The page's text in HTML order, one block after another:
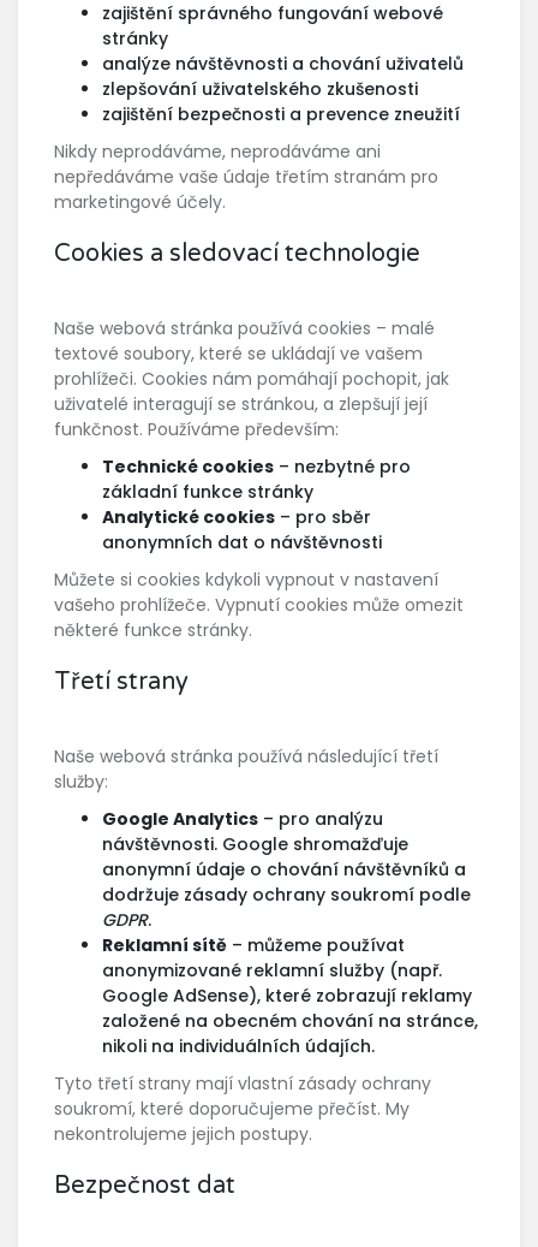
zajištění správného fungování webové
stránky
analýze návštěvnosti a chování uživatelů
zlepšování uživatelského zkušenosti
zajištění bezpečnosti a prevence zneužití
Nikdy neprodáváme, neprodáváme ani
nepředáváme vaše údaje třetím stranám pro
marketingové účely.
Cookies a sledovací technologie
Naše webová stránka používá cookies – malé
textové soubory, které se ukládají ve vašem
prohlížeči. Cookies nám pomáhají pochopit, jak
uživatelé interagují se stránkou, a zlepšují její
funkčnost. Používáme především:
Technické cookies – nezbytné pro
základní funkce stránky
Analytické cookies – pro sběr
anonymních dat o návštěvnosti
Můžete si cookies kdykoli vypnout v nastavení
vašeho prohlížeče. Vypnutí cookies může omezit
některé funkce stránky.
Třetí strany
Naše webová stránka používá následující třetí
služby:
Google Analytics – pro analýzu
návštěvnosti. Google shromažďuje
anonymní údaje o chování návštěvníků a
dodržuje zásady ochrany soukromí podle
GDPR.
Reklamní sítě – můžeme používat
anonymizované reklamní služby (např.
Google AdSense), které zobrazují reklamy
založené na obecném chování na stránce,
nikoli na individuálních údajích.
Tyto třetí strany mají vlastní zásady ochrany
soukromí, které doporučujeme přečíst. My
nekontrolujeme jejich postupy.
Bezpečnost dat